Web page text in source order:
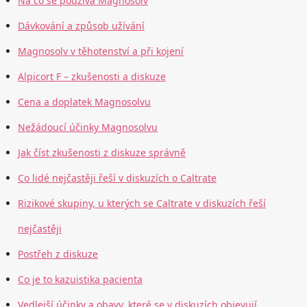
Dávkování a způsob užívání
Magnosolv v těhotenství a při kojení
Alpicort F – zkušenosti a diskuze
Cena a doplatek Magnosolvu
Nežádoucí účinky Magnosolvu
Jak číst zkušenosti z diskuze správně
Co lidé nejčastěji řeší v diskuzích o Caltrate
Rizikové skupiny, u kterých se Caltrate v diskuzích řeší
nejčastěji
Postřeh z diskuze
Co je to kazuistika pacienta